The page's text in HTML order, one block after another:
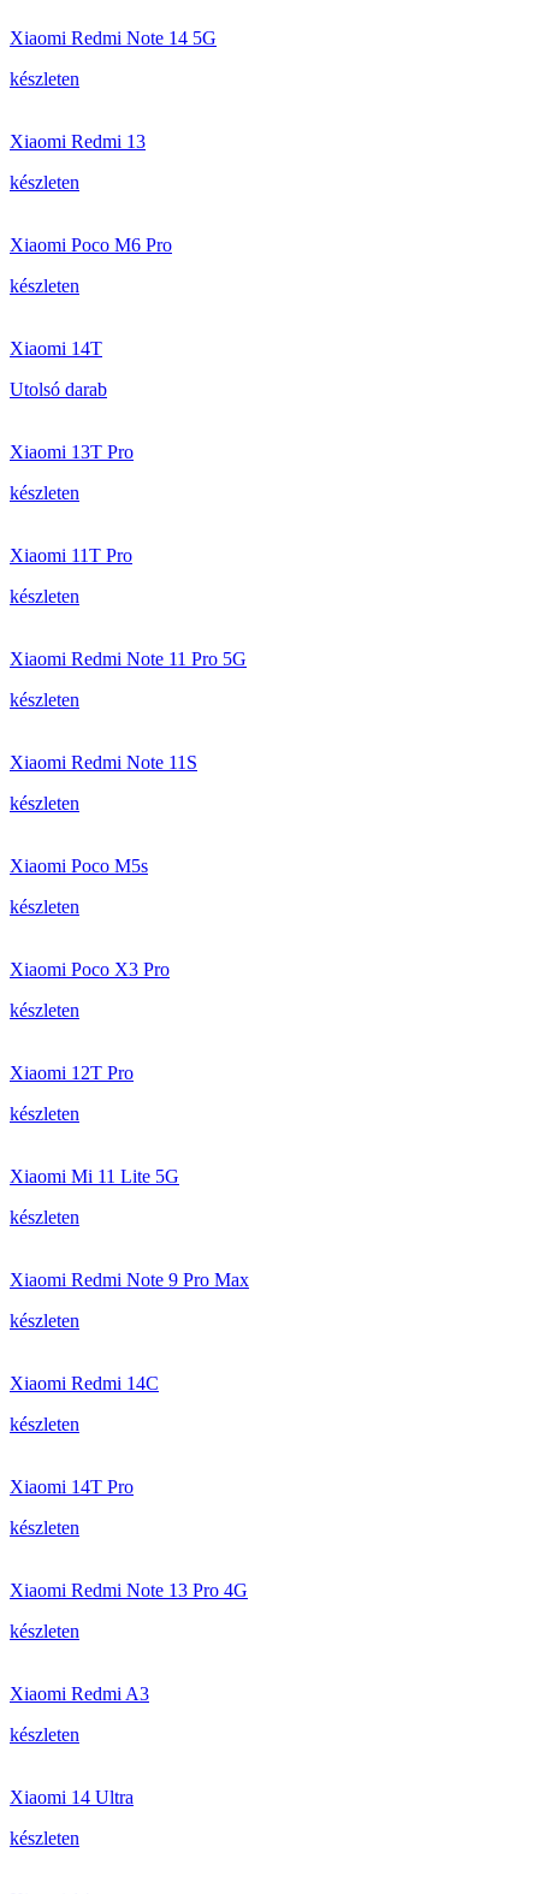
Xiaomi Redmi Note 14 5G
készleten
Xiaomi Redmi 13
készleten
Xiaomi Poco M6 Pro
készleten
Xiaomi 14T
Utolsó darab
Xiaomi 13T Pro
készleten
Xiaomi 11T Pro
készleten
Xiaomi Redmi Note 11 Pro 5G
készleten
Xiaomi Redmi Note 11S
készleten
Xiaomi Poco M5s
készleten
Xiaomi Poco X3 Pro
készleten
Xiaomi 12T Pro
készleten
Xiaomi Mi 11 Lite 5G
készleten
Xiaomi Redmi Note 9 Pro Max
készleten
Xiaomi Redmi 14C
készleten
Xiaomi 14T Pro
készleten
Xiaomi Redmi Note 13 Pro 4G
készleten
Xiaomi Redmi A3
készleten
Xiaomi 14 Ultra
készleten